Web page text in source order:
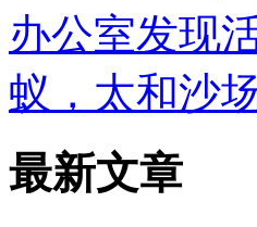
办公室发现
蚁，太和沙
最新文章